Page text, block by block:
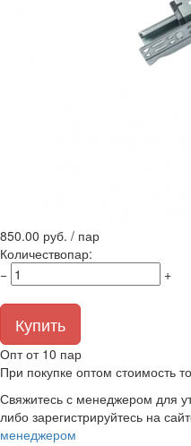
850.00 руб. / пар
Количествопар:
−
+
Купить
Опт от 10 пар
При покупке оптом стоимость
Свяжитесь с менеджером для
либо зарегистрируйтесь на
менеджером